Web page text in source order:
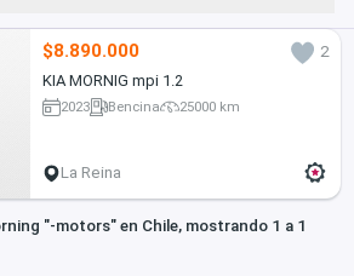
$8.890.000
2
KIA MORNIG mpi 1.2
2023 Bencina 25000 km
La Reina
"-motors" en Chile, mostrando 1 a 1